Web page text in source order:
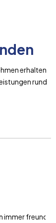
erhalten
rund
freundlich